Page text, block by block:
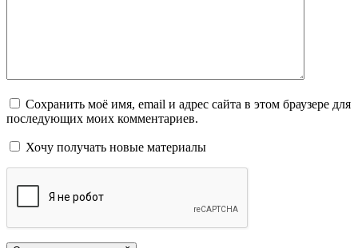
Сохранить моё имя, email и адрес сайта в этом браузере для
последующих моих комментариев.
Хочу получать новые материалы